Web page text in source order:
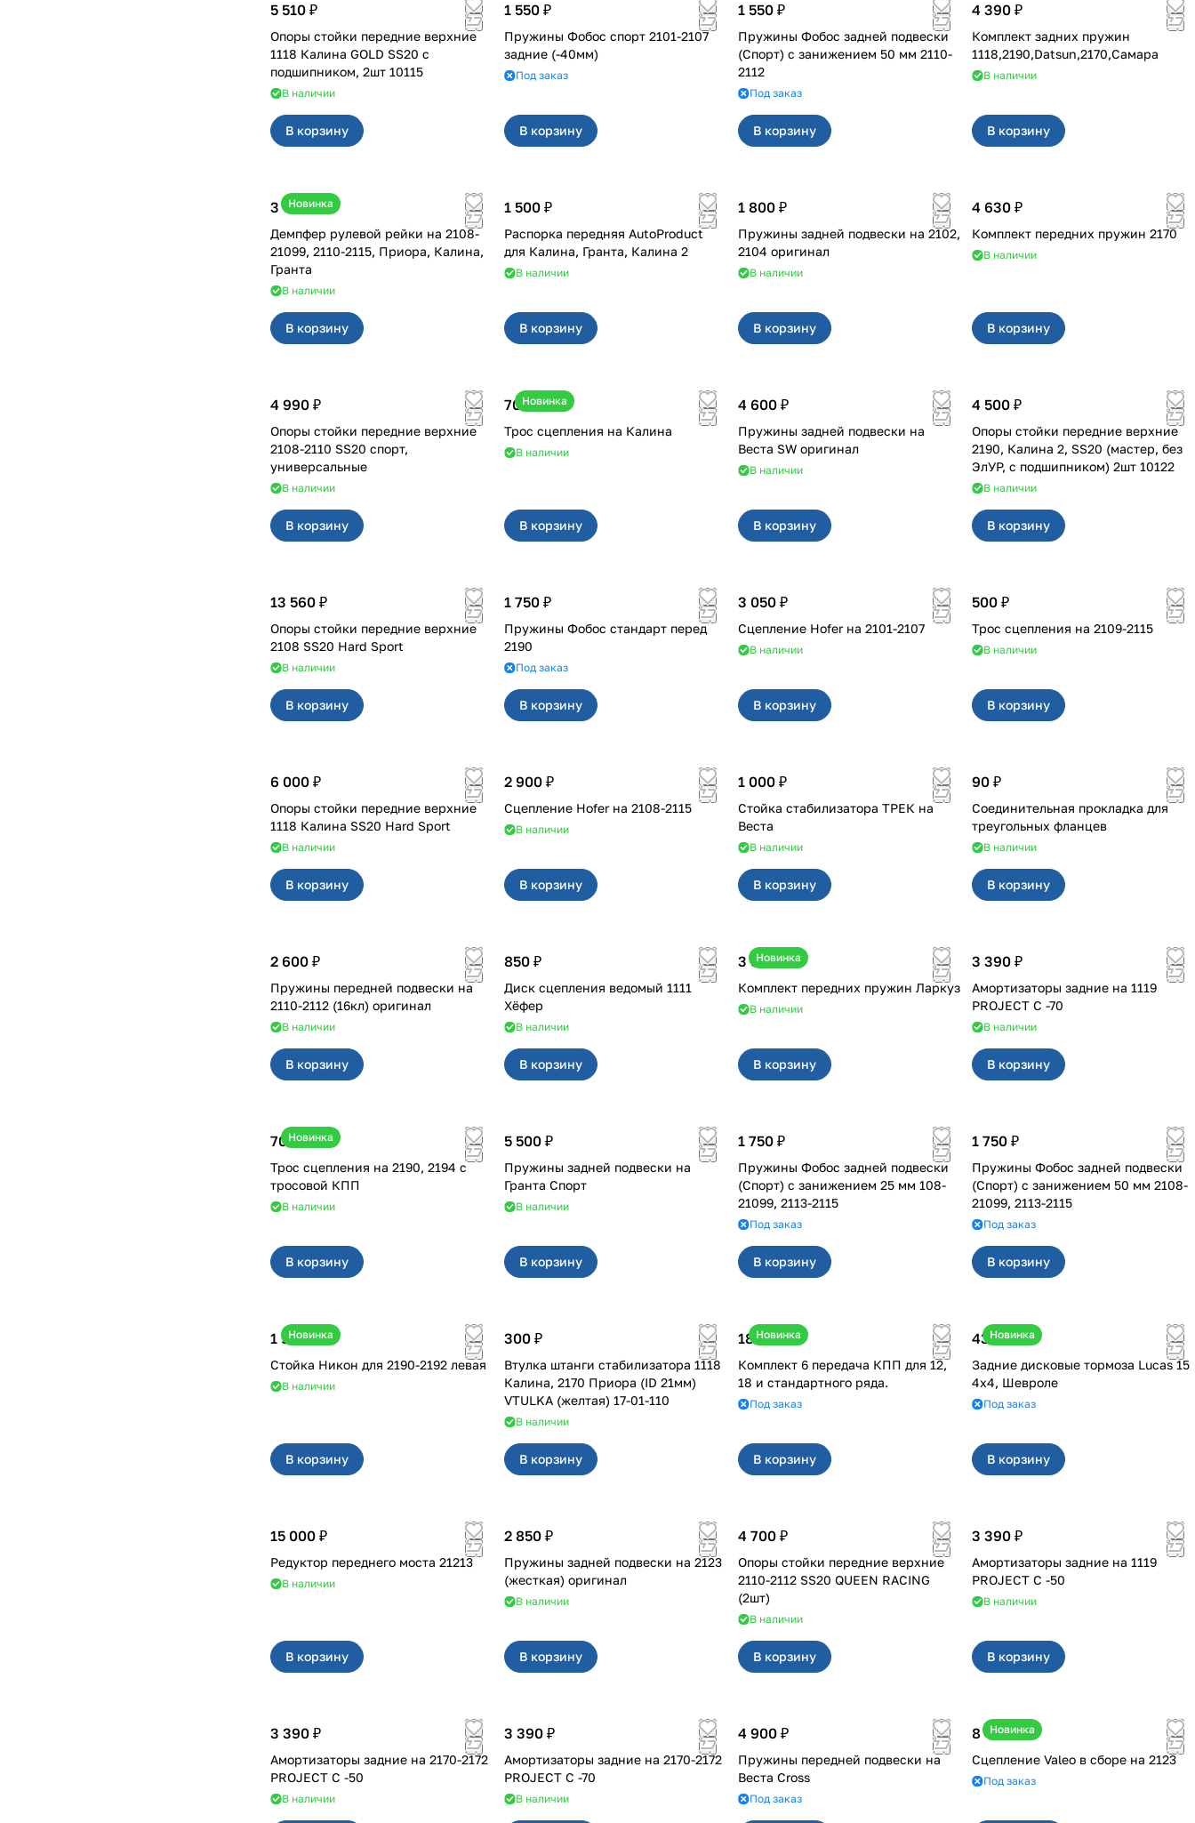
5 510 ₽
Опоры стойки передние верхние
1118 Калина GOLD SS20 с
подшипником, 2шт 10115
В наличии
В корзину
1 550 ₽
Пружины Фобос спорт 2101-2107
задние (-40мм)
Под заказ
В корзину
1 550 ₽
Пружины Фобос задней подвески
(Спорт) с занижением 50 мм 2110-
2112
Под заказ
В корзину
4 390 ₽
Комплект задних пружин
1118,2190,Datsun,2170,Самара
В наличии
В корзину
Новинка
3 600 ₽
Демпфер рулевой рейки на 2108-
21099, 2110-2115, Приора, Калина,
Гранта
В наличии
В корзину
1 500 ₽
Распорка передняя AutoProduct
для Калина, Гранта, Калина 2
В наличии
В корзину
1 800 ₽
Пружины задней подвески на 2102,
2104 оригинал
В наличии
В корзину
4 630 ₽
Комплект передних пружин 2170
В наличии
В корзину
4 990 ₽
Опоры стойки передние верхние
2108-2110 SS20 спорт,
универсальные
В наличии
В корзину
Новинка
700 ₽
Трос сцепления на Калина
В наличии
В корзину
4 600 ₽
Пружины задней подвески на
Веста SW оригинал
В наличии
В корзину
4 500 ₽
Опоры стойки передние верхние
2190, Калина 2, SS20 (мастер, без
ЭлУР, с подшипником) 2шт 10122
В наличии
В корзину
13 560 ₽
Опоры стойки передние верхние
2108 SS20 Hard Sport
В наличии
В корзину
1 750 ₽
Пружины Фобос стандарт перед
2190
Под заказ
В корзину
3 050 ₽
Сцепление Hofer на 2101-2107
В наличии
В корзину
500 ₽
Трос сцепления на 2109-2115
В наличии
В корзину
6 000 ₽
Опоры стойки передние верхние
1118 Калина SS20 Hard Sport
В наличии
В корзину
2 900 ₽
Сцепление Hofer на 2108-2115
В наличии
В корзину
1 000 ₽
Стойка стабилизатора ТРЕК на
Веста
В наличии
В корзину
90 ₽
Соединительная прокладка для
треугольных фланцев
В наличии
В корзину
2 600 ₽
Пружины передней подвески на
2110-2112 (16кл) оригинал
В наличии
В корзину
850 ₽
Диск сцепления ведомый 1111
Хёфер
В наличии
В корзину
Новинка
3 900 ₽
Комплект передних пружин Ларкуз
В наличии
В корзину
3 390 ₽
Амортизаторы задние на 1119
PROJECT С -70
В наличии
В корзину
Новинка
700 ₽
Трос сцепления на 2190, 2194 с
тросовой КПП
В наличии
В корзину
5 500 ₽
Пружины задней подвески на
Гранта Спорт
В наличии
В корзину
1 750 ₽
Пружины Фобос задней подвески
(Спорт) с занижением 25 мм 108-
21099, 2113-2115
Под заказ
В корзину
1 750 ₽
Пружины Фобос задней подвески
(Спорт) с занижением 50 мм 2108-
21099, 2113-2115
Под заказ
В корзину
Новинка
1 900 ₽
Стойка Никон для 2190-2192 левая
В наличии
В корзину
300 ₽
Втулка штанги стабилизатора 1118
Калина, 2170 Приора (ID 21мм)
VTULKA (желтая) 17-01-110
В наличии
В корзину
Новинка
18 000 ₽
Комплект 6 передача КПП для 12,
18 и стандартного ряда.
Под заказ
В корзину
Новинка
43 000 ₽
Задние дисковые тормоза Lucas 15
4х4, Шевроле
Под заказ
В корзину
15 000 ₽
Редуктор переднего моста 21213
В наличии
В корзину
2 850 ₽
Пружины задней подвески на 2123
(жесткая) оригинал
В наличии
В корзину
4 700 ₽
Опоры стойки передние верхние
2110-2112 SS20 QUEEN RACING
(2шт)
В наличии
В корзину
3 390 ₽
Амортизаторы задние на 1119
PROJECT С -50
В наличии
В корзину
3 390 ₽
Амортизаторы задние на 2170-2172
PROJECT С -50
В наличии
3 390 ₽
Амортизаторы задние на 2170-2172
PROJECT С -70
В наличии
4 900 ₽
Пружины передней подвески на
Веста Cross
Под заказ
Новинка
8 400 ₽
Сцепление Valeo в сборе на 2123
Под заказ